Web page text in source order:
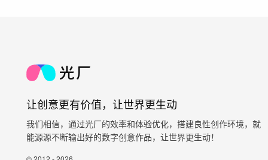
让创意更有价值，让世界更生动
我们相信，通过光厂的效率和体验优化，搭建良性创作环境，就
能源源不断输出好的数字创意作品，让世界更生动！